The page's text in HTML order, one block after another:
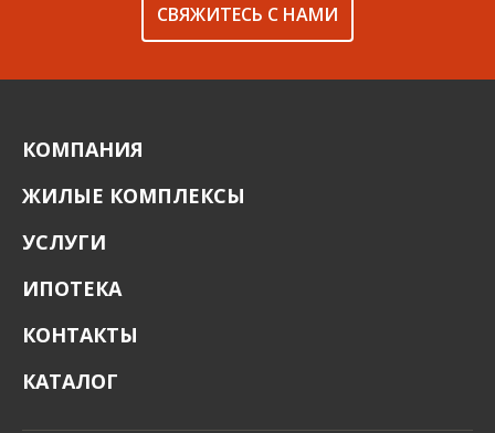
СВЯЖИТЕСЬ С НАМИ
КОМПАНИЯ
ЖИЛЫЕ КОМПЛЕКСЫ
УСЛУГИ
ИПОТЕКА
КОНТАКТЫ
КАТАЛОГ